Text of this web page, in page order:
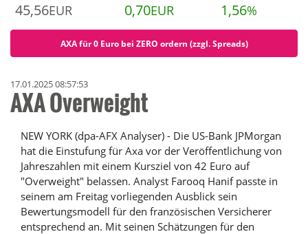
45,56EUR 0,70EUR 1,56%
AXA für 0 Euro bei ZERO ordern (zzgl. Spreads)
17.01.2025 08:57:53
AXA Overweight
NEW YORK (dpa-AFX Analyser) - Die US-Bank JPMorgan
hat die Einstufung für Axa vor der Veröffentlichung von
Jahreszahlen mit einem Kursziel von 42 Euro auf
"Overweight" belassen. Analyst Farooq Hanif passte in
seinem am Freitag vorliegenden Ausblick sein
Bewertungsmodell für den französischen Versicherer
entsprechend an. Mit seinen Schätzungen für den